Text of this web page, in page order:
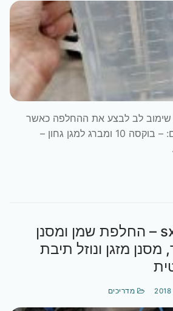
מנוע 1.6 מדגם M16A שימוב לב לבצע את ההחלפה כאשר
הרכב קר! כלים דרושים: – בוקסה 10 ומברג למגן גחון –
סוזוקי sx4 2010 – החלפת שמן ומסנן
מסנן מזגן ונוזל תיבת
מדריכים